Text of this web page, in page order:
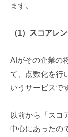
ます。
（1）スコアレ
AIがその企業の
て、点数化を行
いうサービスで
以前から「スコ
中心にあったの